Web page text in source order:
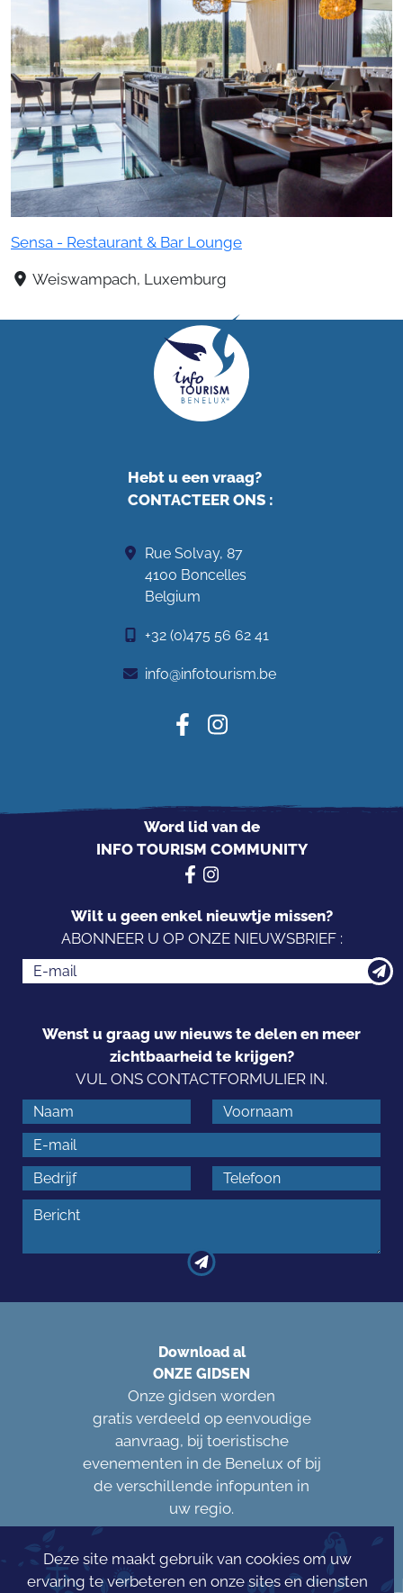
Sensa - Restaurant & Bar Lounge
Weiswampach, Luxemburg
Hebt u een vraag?
CONTACTEER ONS:
Rue Solvay, 87
4100 Boncelles
Belgium
+32 (0)475 56 62 41
info@infotourism.be
Word lid van de
INFO TOURISM COMMUNITY
Wilt u geen enkel nieuwtje missen?
ABONNEER U OP ONZE NIEUWSBRIEF :
Wenst u graag uw nieuws te delen en meer
zichtbaarheid te krijgen?
VUL ONS CONTACTFORMULIER IN.
Download al
ONZE GIDSEN
Onze gidsen worden
gratis verdeeld op eenvoudige
aanvraag, bij toeristische
evenementen in de Benelux of bij
de verschillende infopunten in
uw regio.
Deze site maakt gebruik van cookies om uw
ervaring te verbeteren en onze sites en diensten